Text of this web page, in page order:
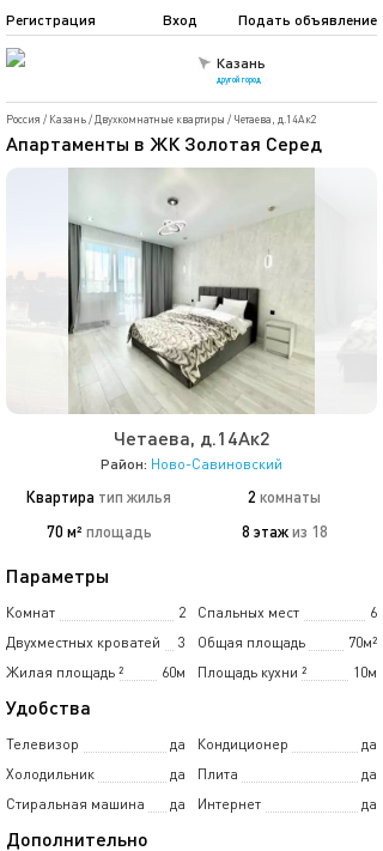
Казань
другой город
Подать объявление
Регистрация Вход
Россия / Казань/ Двухкомнатные квартиры / Четаева, д.14Ак2
Апартаменты в ЖК Золотая Серед
Четаева, д.14Ак2
Район: Ново-Савиновский
Квартира тип жилья 2 комнаты
70 м² площадь 8 этаж из 18
Параметры
Комнат 2 Спальных мест
6
Двухместных кроватей
3 Общая площадь
70м²
Жилая площадь
60м
² Площадь кухни 10м
²
Удобства
Телевизор да Кондиционер
да
Холодильник
да Плита
да
Стиральная машина
да Интернет да
Дополнительно